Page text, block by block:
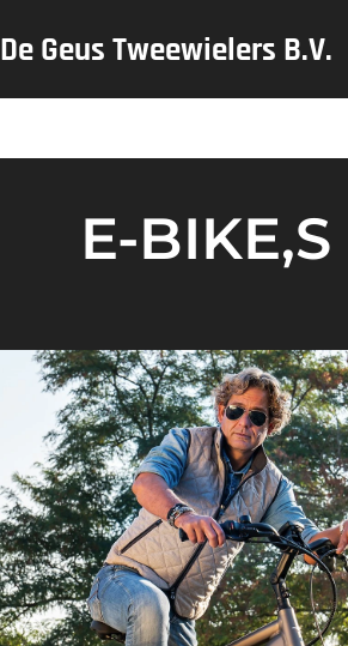
De Geus Tweewielers B.V.
E-